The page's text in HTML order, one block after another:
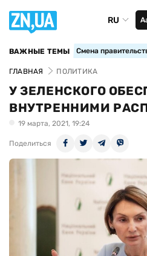
RU
ВАЖНЫЕ ТЕМЫ Смена
ГЛАВНАЯ ПОЛИТИКА
У ЗЕЛЕНСКОГО
ВНУТРЕННИМИ
19 марта, 2021, 19:24
Поделиться